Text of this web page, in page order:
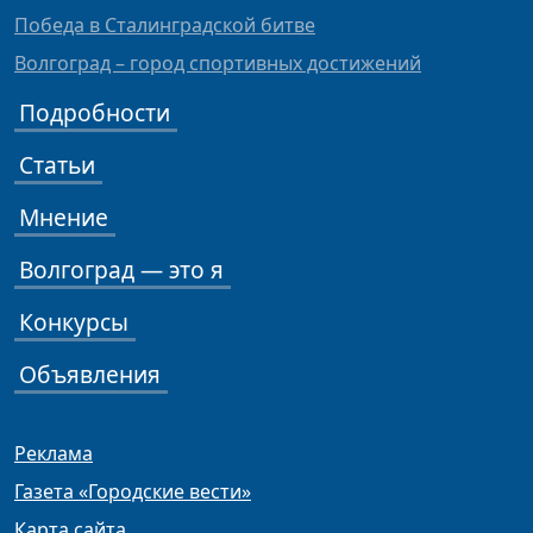
Победа в Сталинградской битве
Волгоград – город спортивных достижений
Подробности
Статьи
Мнение
Волгоград — это я
Конкурсы
Объявления
Реклама
Газета «Городские вести»